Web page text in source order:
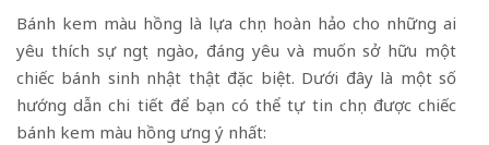
Bánh kem màu hồng là lựa chọn hoàn hảo cho những ai
yêu thích sự ngọt ngào, đáng yêu và muốn sở hữu một
chiếc bánh sinh nhật thật đặc biệt. Dưới đây là một số
hướng dẫn chi tiết để bạn có thể tự tin chọn được chiếc
bánh kem màu hồng ưng ý nhất: